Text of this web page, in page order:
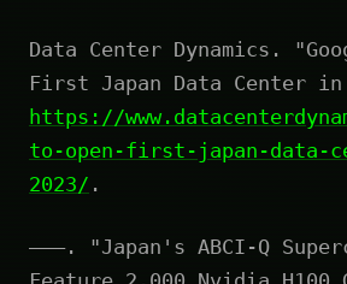
Data Center Dynamics.
First Japan Data Center in
https://
to-open-first-japan-data-
2023/ .
———. "Japan's ABCI-Q